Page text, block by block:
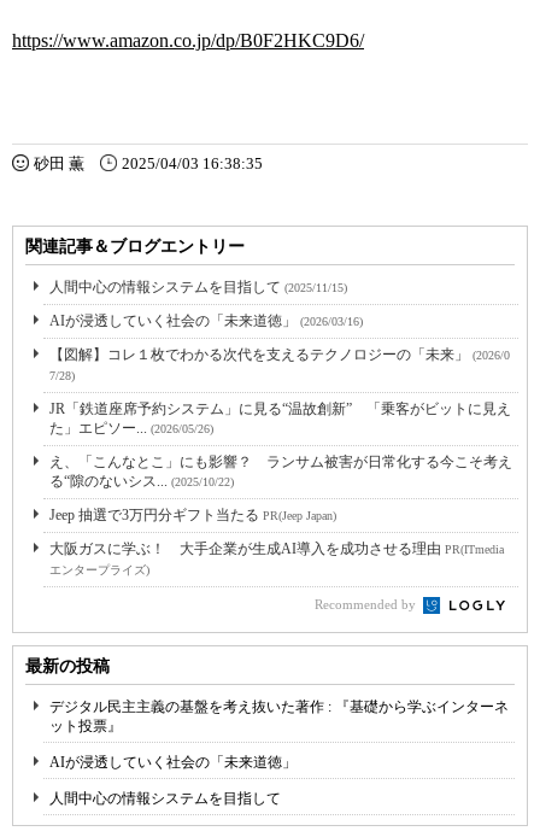
https://www.amazon.co.jp/dp/B0F2HKC9D6/
砂田 薫 2025/04/03 16:38:35
関連記事＆ブログエントリー
人間中心の情報システムを目指して (2025/11/15)
AIが浸透していく社会の「未来道徳」 (2026/03/16)
【図解】コレ１枚でわかる次代を支えるテクノロジーの「未来」
(2026/0
7/28)
JR「鉄道座席予約システム」に見る“温故創新” 「乗客がビットに見え
た」エピソー... (2026/05/26)
え、「こんなとこ」にも影響？ ランサム被害が日常化する今こそ考え
る“隙のないシス... (2025/10/22)
Jeep 抽選で3万円分ギフト当たる PR(Jeep Japan)
大阪ガスに学ぶ！ 大手企業が生成AI導入を成功させる理由 PR(ITmedia
エンタープライズ)
Recommended by
最新の投稿
デジタル民主主義の基盤を考え抜いた著作 : 『基礎から学ぶインターネ
ット投票』
AIが浸透していく社会の「未来道徳」
人間中心の情報システムを目指して